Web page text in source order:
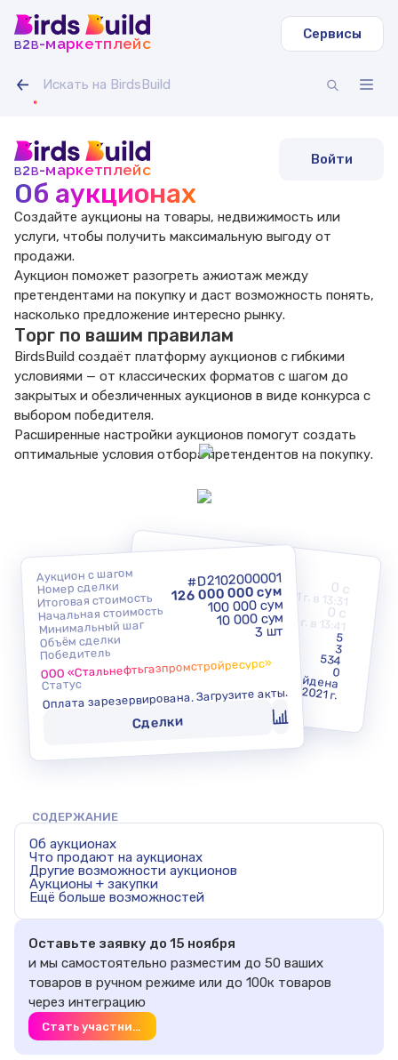
b2b-маркетплейс
Сервисы
b2b-маркетплейс
Войти
Об аукционах
Создайте аукционы на товары, недвижимость или
услуги, чтобы получить максимальную выгоду от
продажи.
Аукцион поможет разогреть ажиотаж между
претендентами на покупку и даст возможность понять,
насколько предложение интересно рынку.
Торг по вашим правилам
BirdsBuild создаёт платформу аукционов с гибкими
условиями — от классических форматов с шагом до
закрытых и обезличенных аукционов в виде конкурса с
выбором победителя.
Расширенные настройки аукционов помогут создать
оптимальные условия отбора претендентов на покупку.
Аукцион с шагом
Номер сделки #D2102000001
Итоговая стоимость 126 000 000 сум
Начальная стоимость 100 000 сум
Минимальный шаг 10 000 сум
Объём сделки
3 шт
Победитель
ООО «Стальнефтьгазпромстройресурс»
Статус
Оплата зарезервирована. Загрузите акты.
Сделки
До начала
0 c
9 марта 2021 г. в 13:31
До конца
0 c
10 марта 2021 г. в 13:41
Количество ставок
5
Количество участников 3
534
Количество запусков
0
Аудиторская проверка Пройдена
Дата публикации 9 марта 2021 г.
СОДЕРЖАНИЕ
Об аукционах
Что продают на аукционах
Другие возможности аукционов
Аукционы + закупки
Ещё больше возможностей
Оставьте заявку до 15 ноября
и мы самостоятельно разместим до 50 ваших
товаров в ручном режиме или до 100к товаров
через интеграцию
Стать участником